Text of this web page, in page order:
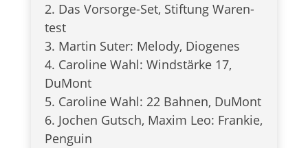
2. Das Vor­sorge-Set, Stif­tung Waren­
test
3. Mar­tin Suter: Melody, Dio­ge­nes
4. Caro­line Wahl: Wind­stärke 17,
DuMont
5. Caro­line Wahl: 22 Bah­nen, DuMont
6. Jochen Gutsch, Maxim Leo: Fran­kie,
Pen­guin